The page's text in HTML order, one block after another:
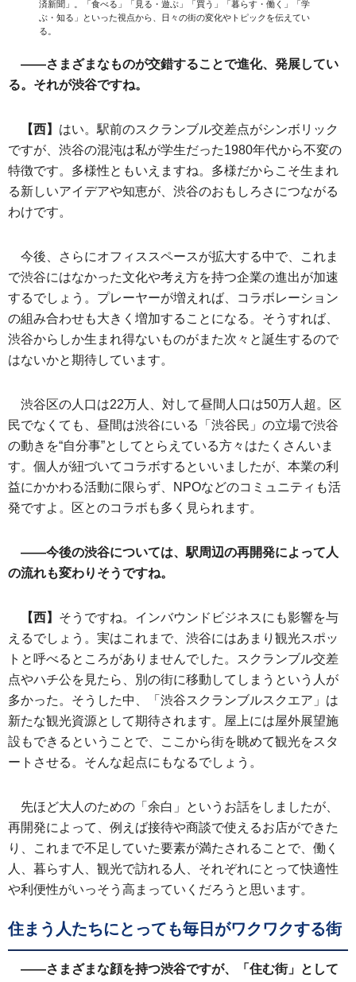
済新聞」。「食べる」「見る・遊ぶ」「買う」「暮らす・働く」「学
ぶ・知る」といった視点から、日々の街の変化やトピックを伝えてい
る。
――さまざまなものが交錯することで進化、発展してい
る。それが渋谷ですね。
【西】 はい。駅前のスクランブル交差点がシンボリック
ですが、渋谷の混沌は私が学生だった1980年代から不変の
特徴です。多様性ともいえますね。多様だからこそ生まれ
る新しいアイデアや知恵が、渋谷のおもしろさにつながる
わけです。
今後、さらにオフィススペースが拡大する中で、これま
で渋谷にはなかった文化や考え方を持つ企業の進出が加速
するでしょう。プレーヤーが増えれば、コラボレーション
の組み合わせも大きく増加することになる。そうすれば、
渋谷からしか生まれ得ないものがまた次々と誕生するので
はないかと期待しています。
渋谷区の人口は22万人、対して昼間人口は50万人超。区
民でなくても、昼間は渋谷にいる「渋谷民」の立場で渋谷
の動きを“自分事”としてとらえている方々はたくさんいま
す。個人が紐づいてコラボするといいましたが、本業の利
益にかかわる活動に限らず、NPOなどのコミュニティも活
発ですよ。区とのコラボも多く見られます。
――今後の渋谷については、駅周辺の再開発によって人
の流れも変わりそうですね。
【西】 そうですね。インバウンドビジネスにも影響を与
えるでしょう。実はこれまで、渋谷にはあまり観光スポッ
トと呼べるところがありませんでした。スクランブル交差
点やハチ公を見たら、別の街に移動してしまうという人が
多かった。そうした中、「渋谷スクランブルスクエア」は
新たな観光資源として期待されます。屋上には屋外展望施
設もできるということで、ここから街を眺めて観光をスタ
ートさせる。そんな起点にもなるでしょう。
先ほど大人のための「余白」というお話をしましたが、
再開発によって、例えば接待や商談で使えるお店ができた
り、これまで不足していた要素が満たされることで、働く
人、暮らす人、観光で訪れる人、それぞれにとって快適性
や利便性がいっそう高まっていくだろうと思います。
住まう人たちにとっても毎日がワクワクする街
――さまざまな顔を持つ渋谷ですが、「住む街」として